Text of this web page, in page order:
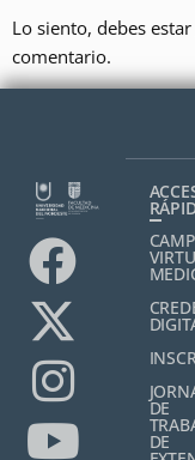
Lo siento, debes estar
comentario.
DE
DE